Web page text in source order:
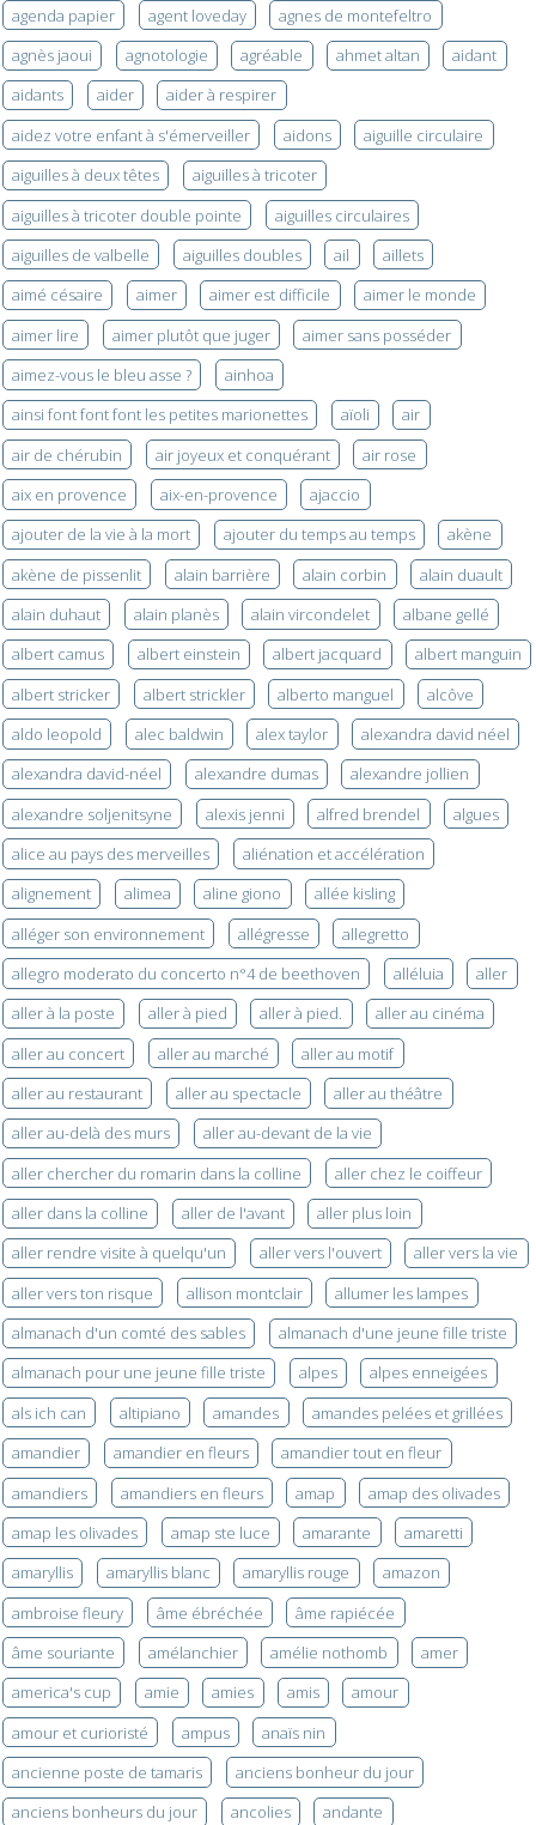
agenda papier agent loveday
agnes de montefeltro
agnès jaoui
agnotologie agréable ahmet altan
aidant
aidants
aider
aider à respirer
aidez votre enfant à s'émerveiller
aidons
aiguille circulaire
aiguilles à deux têtes
aiguilles à tricoter
aiguilles à tricoter double pointe
aiguilles circulaires
aiguilles de valbelle
aiguilles doubles ail
aillets
aimé césaire
aimer aimer est difficile
aimer le monde
aimer lire
aimer plutôt que juger
aimer sans posséder
aimez-vous le bleu asse ?
ainhoa
ainsi font font font les petites marionettes
aïoli
air
air de chérubin
air joyeux et conquérant
air rose
aix en provence
aix-en-provence
ajaccio
ajouter de la vie à la mort
ajouter du temps au temps
akène
akène de pissenlit
alain barrière alain corbin
alain duault
alain duhaut
alain planès alain vircondelet
albane gellé
albert camus
albert einstein albert jacquard
albert manguin
albert stricker
albert strickler alberto manguel
alcôve
aldo leopold
alec baldwin alex taylor
alexandra david néel
alexandra david-néel
alexandre dumas
alexandre jollien
alexandre soljenitsyne
alexis jenni alfred brendel
algues
alice au pays des merveilles
aliénation et accélération
alignement
alimea aline giono
allée kisling
alléger son environnement
allégresse
allegretto
allegro moderato du concerto n°4 de beethoven
alléluia
aller
aller à la poste
aller à pied aller à pied.
aller au cinéma
aller au concert
aller au marché
aller au motif
aller au restaurant
aller au spectacle
aller au théâtre
aller au-delà des murs
aller au-devant de la vie
aller chercher du romarin dans la colline
aller chez le coiffeur
aller dans la colline
aller de l'avant
aller plus loin
aller rendre visite à quelqu'un
aller vers l'ouvert
aller vers la vie
aller vers ton risque
allison montclair
allumer les lampes
almanach d'un comté des sables
almanach d'une jeune fille triste
almanach pour une jeune fille triste
alpes
alpes enneigées
als ich can
altipiano amandes
amandes pelées et grillées
amandier
amandier en fleurs
amandier tout en fleur
amandiers
amandiers en fleurs amap
amap des olivades
amap les olivades
amap ste luce amarante
amaretti
amaryllis
amaryllis blanc amaryllis rouge
amazon
ambroise fleury
âme ébréchée
âme rapiécée
âme souriante
amélanchier amélie nothomb
amer
america's cup
amie amies amis
amour
amour et curioristé
ampus
anaïs nin
ancienne poste de tamaris
anciens bonheur du jour
anciens bonheurs du jour
ancolies
andante